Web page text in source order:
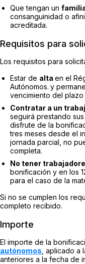
Que tengan un
consanguinidad o
acreditada.
Requisitos para
Los requisitos para
Estar de alta en el
Autónomos. y
vencimiento del
Contratar a un
seguirá prestando
disfrute de la
tres meses desde el
jornada parcial, no
completa.
No tener
bonificación y en los
para el caso de la
Si no se cumplen los
completo recibido.
Importe
El importe de la
autónomos , aplicado
anteriores a la fecha de